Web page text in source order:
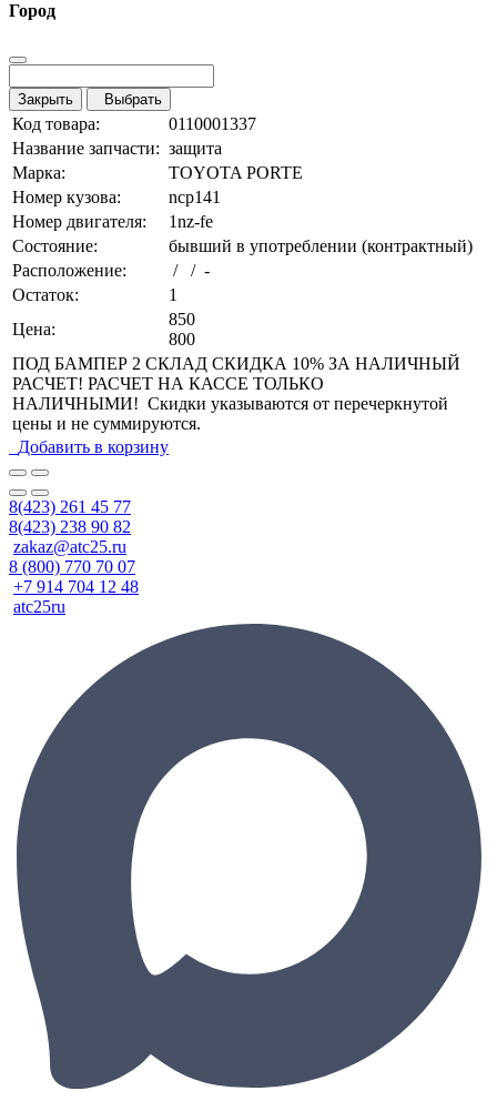
Город
Закрыть Выбрать
Код товара:
0110001337
Название запчасти: защита
Марка:
TOYOTA PORTE
Номер кузова:
ncp141
Номер двигателя:
1nz-fe
Состояние:
бывший в употреблении (контрактный)
Расположение:
/ / -
Остаток:
1
Цена:
850
800
ПОД БАМПЕР 2 СКЛАД СКИДКА 10% ЗА НАЛИЧНЫЙ
РАСЧЕТ! РАСЧЕТ НА КАССЕ ТОЛЬКО
НАЛИЧНЫМИ! Скидки указываются от перечеркнутой
цены и не суммируются.
Добавить в корзину
8(423) 261 45 77
8(423) 238 90 82
zakaz@atc25.ru
8 (800) 770 70 07
+7 914 704 12 48
atc25ru